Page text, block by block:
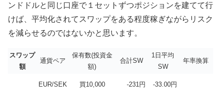
ンドドルと同じ口座で１セットずつポジションを建てて行
けば、平均化されてスワップをある程度稼ぎながらリスク
を減らせるのではないかと思います。
スワップ
額
通貨ペア
保有数(投資金
額)
合計SW
1日平均
SW
年率換算
EUR/SEK 買10,000 -231円 -33.00円